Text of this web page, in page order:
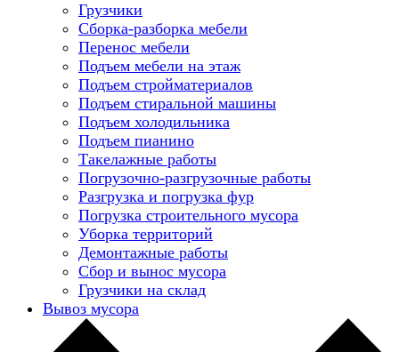
Грузчики
Сборка-разборка мебели
Перенос мебели
Подъем мебели на этаж
Подъем стройматериалов
Подъем стиральной машины
Подъем холодильника
Подъем пианино
Такелажные работы
Погрузочно-разгрузочные работы
Разгрузка и погрузка фур
Погрузка строительного мусора
Уборка территорий
Демонтажные работы
Сбор и вынос мусора
Грузчики на склад
Вывоз мусора